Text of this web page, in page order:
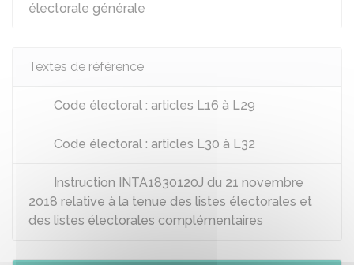
électorale générale
Textes de référence
Code électoral : articles L16 à L29
Code électoral : articles L30 à L32
Instruction INTA1830120J du 21 novembre
2018 relative à la tenue des listes électorales et
des listes électorales complémentaires